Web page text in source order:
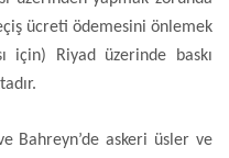
ücreti ödemesini önlemek
için) Riyad üzerinde baskı
Bahreyn’de askeri üsler ve